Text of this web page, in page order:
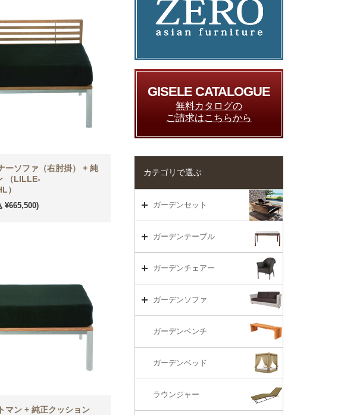
ーソファ（右肘掛） + 純
（LILLE-
）
¥665,500)
マン + 純正クッション
GISELE CATALOGUE
無料カタログの
ご請求はこちらから
カテゴリで選ぶ
ガーデンセット
ガーデンセット（海外在庫）
ラウンジ・ベッド
ガーデンテーブル
ガーデンテーブルTOP
ガーデンテーブル（海外在庫）
コーヒーテーブル
カウンター・バーテーブル
ガーデンチェアー
ガーデンチェアーTOP
ガーデンチェアー（海外在庫）
カウンター・バーチェアー
ガーデンソファ
ガーデンソファTOP
3Sソファ
ガーデンベンチ
ガーデンベッド
ラウンジャー